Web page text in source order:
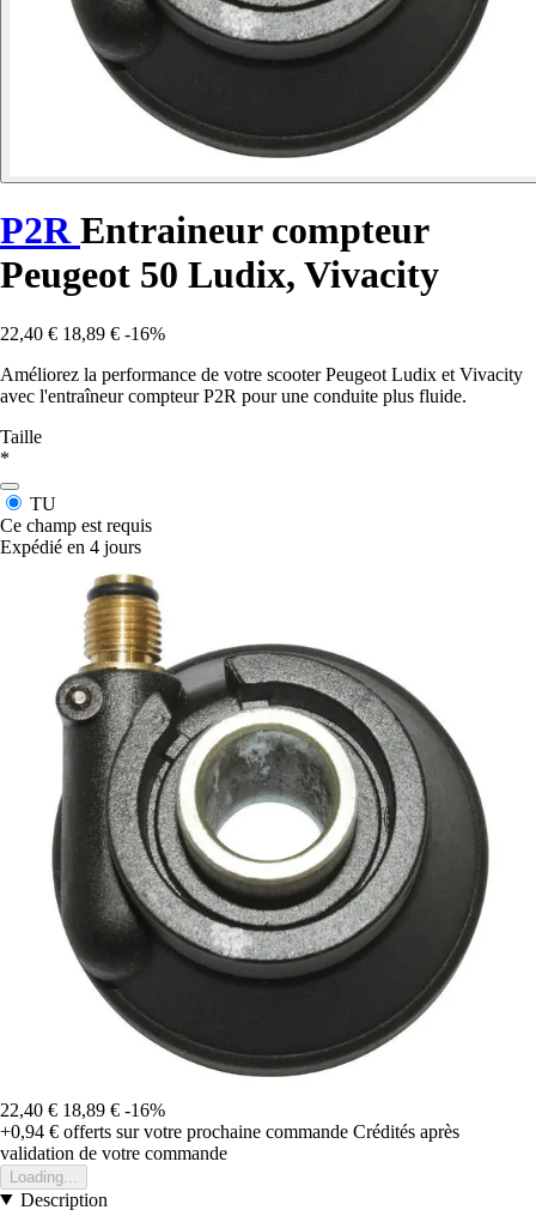
P2REntraineur compteur
Peugeot 50 Ludix, Vivacity
22,40 € 18,89 € -16%
Améliorez la performance de votre scooter Peugeot Ludix et Vivacity
avec l'entraîneur compteur P2R pour une conduite plus fluide.
Taille
*
TU
Ce champ est requis
Expédié en 4 jours
22,40 € 18,89 € -16%
+0,94 € offerts sur votre prochaine commande Crédités après
validation de votre commande
Loading...
Description